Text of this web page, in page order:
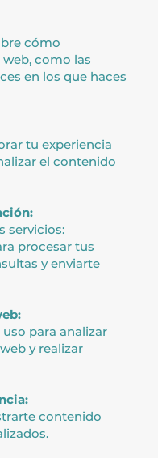
cómo
como las
en los que haces
tu experiencia
el contenido
servicios:
procesar tus
y enviarte
para analizar
y realizar
contenido